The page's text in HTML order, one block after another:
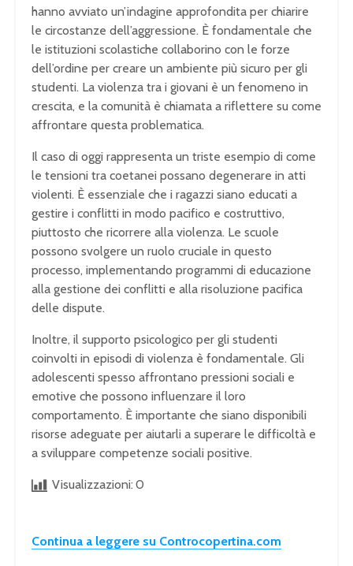
hanno avviato un’indagine approfondita per chiarire
le circostanze dell’aggressione. È fondamentale che
le istituzioni scolastiche collaborino con le forze
dell’ordine per creare un ambiente più sicuro per gli
studenti. La violenza tra i giovani è un fenomeno in
crescita, e la comunità è chiamata a riflettere su come
affrontare questa problematica.
Il caso di oggi rappresenta un triste esempio di come
le tensioni tra coetanei possano degenerare in atti
violenti. È essenziale che i ragazzi siano educati a
gestire i conflitti in modo pacifico e costruttivo,
piuttosto che ricorrere alla violenza. Le scuole
possono svolgere un ruolo cruciale in questo
processo, implementando programmi di educazione
alla gestione dei conflitti e alla risoluzione pacifica
delle dispute.
Inoltre, il supporto psicologico per gli studenti
coinvolti in episodi di violenza è fondamentale. Gli
adolescenti spesso affrontano pressioni sociali e
emotive che possono influenzare il loro
comportamento. È importante che siano disponibili
risorse adeguate per aiutarli a superare le difficoltà e
a sviluppare competenze sociali positive.
Visualizzazioni: 0
Continua a leggere su Controcopertina.com